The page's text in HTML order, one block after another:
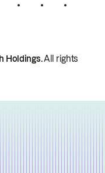
Holdings.All rights